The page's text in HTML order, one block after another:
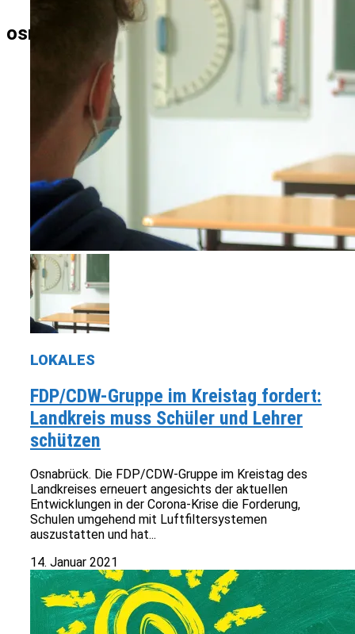
osna.live
LOKALES
FDP/CDW-Gruppe im Kreistag fordert:
Landkreis muss Schüler und Lehrer
schützen
Osnabrück. Die FDP/CDW-Gruppe im Kreistag des
Landkreises erneuert angesichts der aktuellen
Entwicklungen in der Corona-Krise die Forderung,
Schulen umgehend mit Luftfiltersystemen
auszustatten und hat...
14. Januar 2021